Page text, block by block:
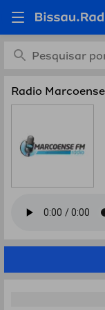
Ouça
Portugal
Radio Marcoense